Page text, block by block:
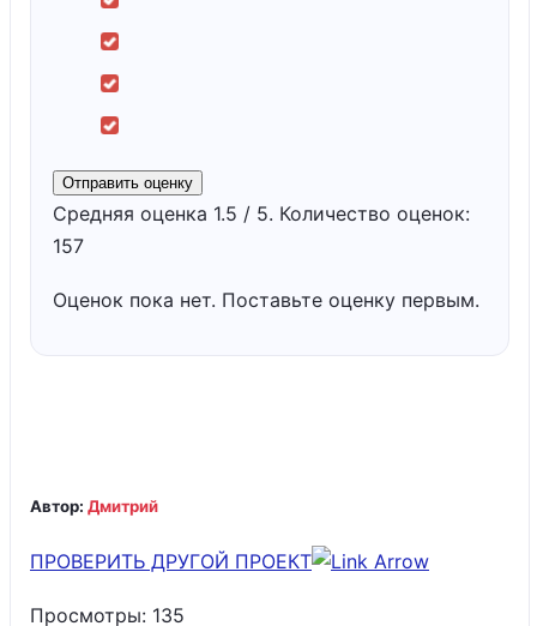
Отправить оценку
Средняя оценка 1.5 / 5. Количество оценок:
157
Оценок пока нет. Поставьте оценку первым.
Автор: Дмитрий
ПРОВЕРИТЬ ДРУГОЙ ПРОЕКТ
Просмотры: 135